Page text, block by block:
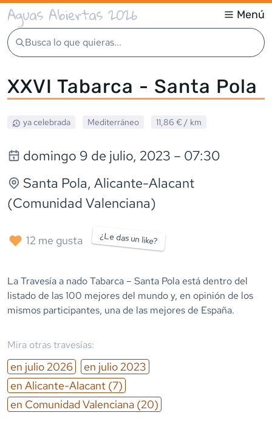
Aguas Abiertas 2026 Menú
Busca lo que quieras...
XXVI Tabarca - Santa Pola
ya celebrada Mediterráneo 11,86 € / km
domingo 9 de julio, 2023 – 07:30
Santa Pola, Alicante-Alacant
(Comunidad Valenciana)
12 me gusta ¿Le das un like?
La Travesía a nado Tabarca – Santa Pola está dentro del
listado de las 100 mejores del mundo y, en opinión de los
mismos participantes, una de las mejores de España.
Mira otras travesías:
en julio 2026 en julio 2023
en Alicante-Alacant (7)
en Comunidad Valenciana (20)